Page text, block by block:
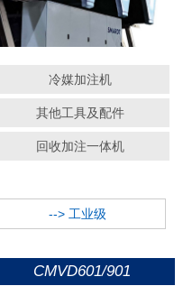
冷媒加注机
其他工具及配件
回收加注一体机
--> 工业级
CMVD601/901